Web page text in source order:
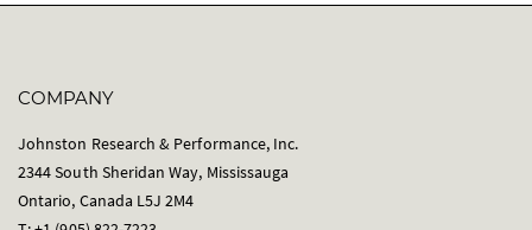
COMPANY
Johnston Research & Performance, Inc.
2344 South Sheridan Way, Mississauga
Ontario, Canada L5J 2M4